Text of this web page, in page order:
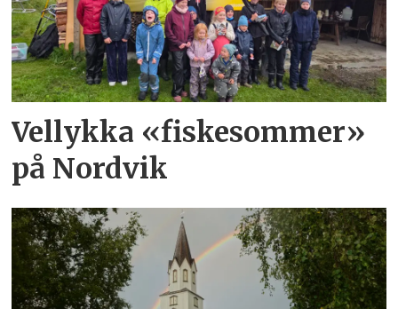
Vellykka «fiskesommer»
på Nordvik